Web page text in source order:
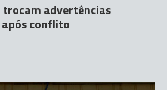
trocam advertências
conflito